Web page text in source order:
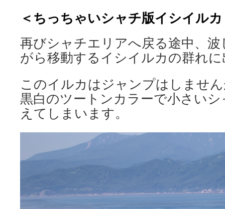
＜ちっちゃいシャチ版イシイル
再びシャチエリアへ戻る途中、
がら移動するイシイルカの群れ
このイルカはジャンプはしませ
黒白のツートンカラーで小さい
えてしまいます。